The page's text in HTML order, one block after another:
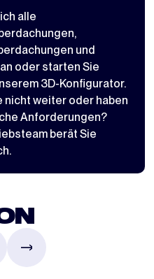
alle
,
und
an oder starten Sie
3D-Konfigurator.
nicht weiter oder haben
Anforderungen?
berät Sie